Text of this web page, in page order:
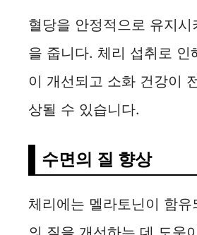
혈당을 안정적으로 유지
을 줍니다. 체리 섭취로 인
이 개선되고 소화 건강이
상될 수 있습니다.
수면의 질 향상
체리에는 멜라토닌이 함유